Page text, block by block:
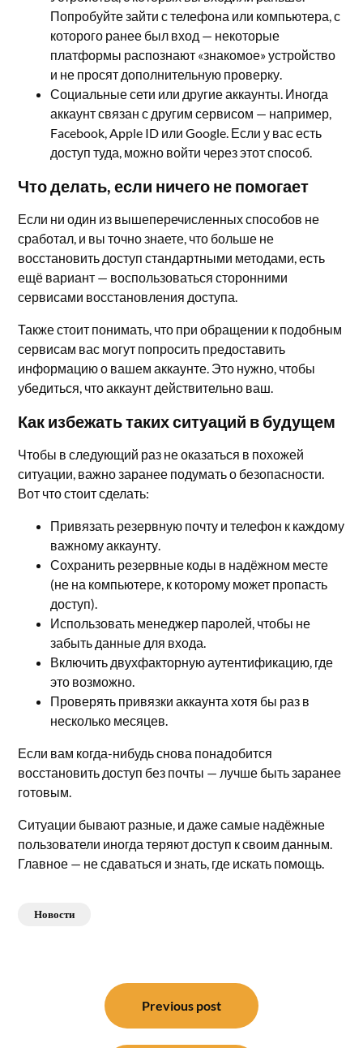
Попробуйте зайти с телефона или компьютера, с
которого ранее был вход — некоторые
платформы распознают «знакомое» устройство
и не просят дополнительную проверку.
Социальные сети или другие аккаунты. Иногда
аккаунт связан с другим сервисом — например,
Facebook, Apple ID или Google. Если у вас есть
доступ туда, можно войти через этот способ.
Что делать, если ничего не помогает
Если ни один из вышеперечисленных способов не
сработал, и вы точно знаете, что больше не
восстановить доступ стандартными методами, есть
ещё вариант — воспользоваться сторонними
сервисами восстановления доступа.
Также стоит понимать, что при обращении к подобным
сервисам вас могут попросить предоставить
информацию о вашем аккаунте. Это нужно, чтобы
убедиться, что аккаунт действительно ваш.
Как избежать таких ситуаций в будущем
Чтобы в следующий раз не оказаться в похожей
ситуации, важно заранее подумать о безопасности.
Вот что стоит сделать:
Привязать резервную почту и телефон к каждому
важному аккаунту.
Сохранить резервные коды в надёжном месте
(не на компьютере, к которому может пропасть
доступ).
Использовать менеджер паролей, чтобы не
забыть данные для входа.
Включить двухфакторную аутентификацию, где
это возможно.
Проверять привязки аккаунта хотя бы раз в
несколько месяцев.
Если вам когда-нибудь снова понадобится
восстановить доступ без почты — лучше быть заранее
готовым.
Ситуации бывают разные, и даже самые надёжные
пользователи иногда теряют доступ к своим данным.
Главное — не сдаваться и знать, где искать помощь.
Новости
Previous post